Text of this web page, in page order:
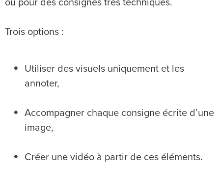
ou pour des consignes très techniques.
Trois options :
Utiliser des visuels uniquement et les
annoter,
Accompagner chaque consigne écrite d’une
image,
Créer une vidéo à partir de ces éléments.